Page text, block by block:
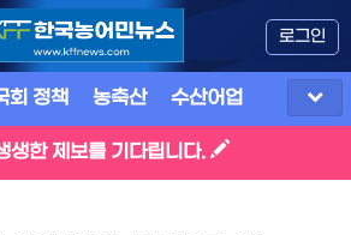
로그인
회 정책 농축산 수산어업
생한 제보를 기다립니다.